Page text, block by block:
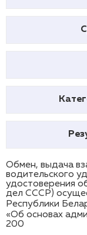
Обмен, выдача
водительского
удостоверения
дел СССР)
Республики
«Об основах
200